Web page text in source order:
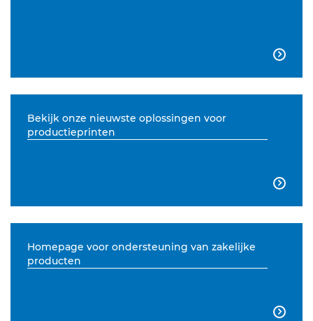

Bekijk onze nieuwste oplossingen voor
productieprinten

Homepage voor ondersteuning van zakelijke
producten
